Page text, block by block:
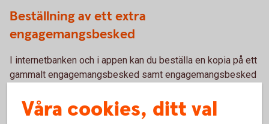
Beställning av ett extra
engagemangsbesked
I internetbanken och i appen kan du beställa en kopia på ett
gammalt engagemangsbesked samt engagemangsbesked
Företagets tjänster > Beställ nya tjänster . Välj per
datum och leveransadress. I samma beställning kan du
Våra cookies, ditt val